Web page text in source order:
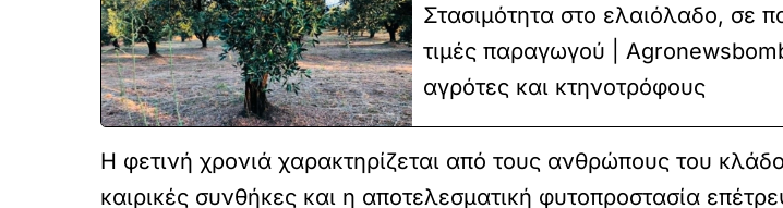
Στασιμότητα στο ελαιόλαδο, σε
τιμές παραγωγού |
αγρότες και κτηνοτρόφους
Η φετινή χρονιά χαρακτηρίζεται από τους ανθρώπους του
καιρικές συνθήκες και η αποτελεσματική φυτοπροστασία